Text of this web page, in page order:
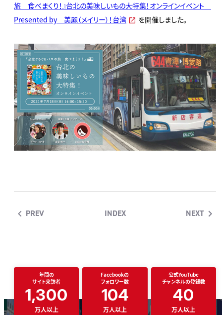
旅 食べまくり！』台北の美味しいもの大特集！オンラインイベント
Presented by 美麗（メイリー）！台湾
を開催しました。
PREV INDEX NEXT
年間の
サイト来訪者
1,300
万人以上
Facebookの
フォロワー数
104
万人以上
公式YouTube
チャンネルの登録数
40
万人以上